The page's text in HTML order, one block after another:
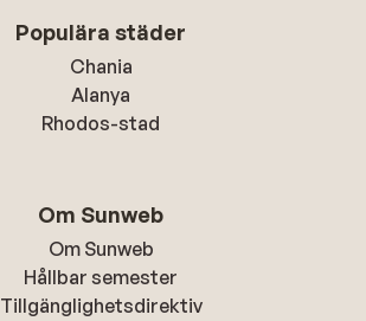
Populära städer
Chania
Alanya
Rhodos-stad
Om Sunweb
Om Sunweb
Hållbar semester
Tillgänglighetsdirektiv